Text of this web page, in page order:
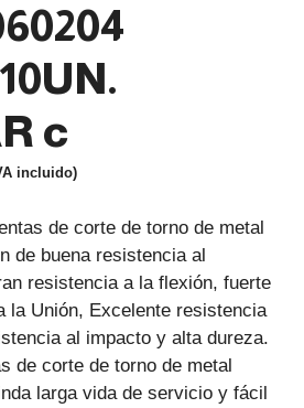
c
incluido)
de corte de torno de metal
de buena resistencia al
resistencia a la flexión, fuerte
la Unión, Excelente resistencia
al impacto y alta dureza.
de corte de torno de metal
larga vida de servicio y fácil